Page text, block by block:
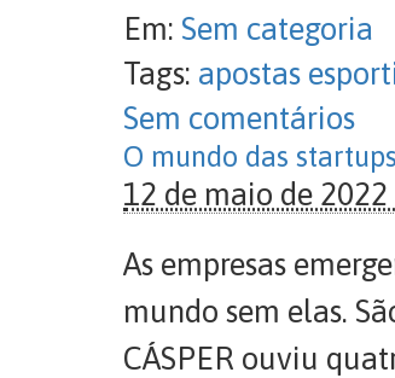
Em: Sem categoria
Tags: apostas
Sem comentários
O mundo das startups
12 de maio de 2022
As empresas
mundo sem elas.
CÁSPER ouviu